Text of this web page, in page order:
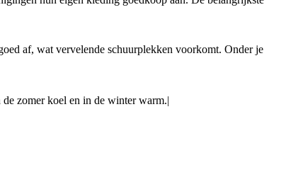
af, wat vervelende schuurplekken voorkomt. Onder je
zomer koel en in de winter warm.|